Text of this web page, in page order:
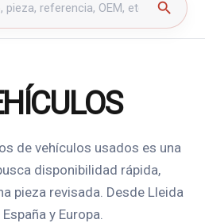
search
de vehículos usados es una
disponibilidad rápida,
pieza revisada. Desde Lleida
y Europa.